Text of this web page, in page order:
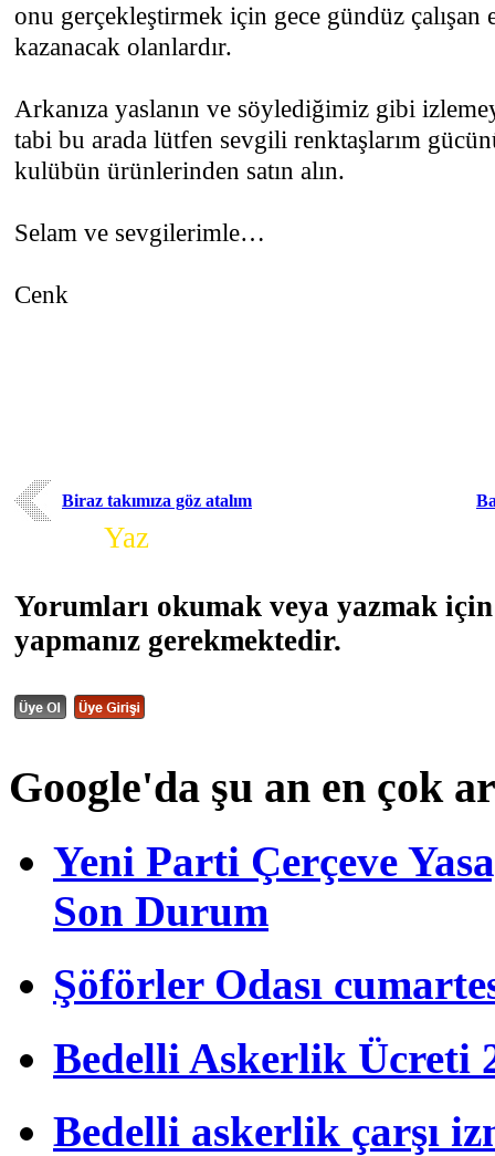
onu gerçekleştirmek için gece gündüz çalışan
kazanacak olanlardır.
Arkanıza yaslanın ve söylediğimiz gibi
tabi bu arada lütfen sevgili renktaşlarım
kulübün ürünlerinden satın alın.
Selam ve sevgilerimle…
Cenk
Biraz takımıza göz atalım
Yaz
Yorumları okumak veya yazmak
yapmanız gerekmektedir.
Google'da şu an en çok
Yeni Parti Çerçeve
Son Durum
Şöförler Odası
Bedelli Askerlik Ücreti
Bedelli askerlik çarşı